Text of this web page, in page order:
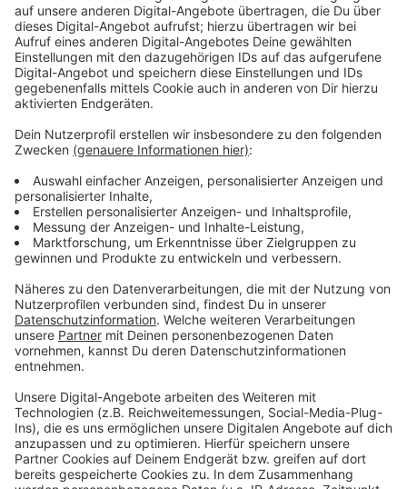
Zwischen 12.00 und 18.00 Uhr stehen vier besondere
Orte zur Verfügung: der Garten am Gemeindehaus, die
Dachterrasse des Südstadtquartiers, die
bietet eine einzigartige Atmosphäre für den
Anzeige
Terminreservierung und weitere Infos
Anzeige
Wer seinen besonderen Tag besser planen möchte,
www.evibb.deeinen Termin. Dort gibt es auch alle
Informationen rund um die Veranstaltung.
Anzeige